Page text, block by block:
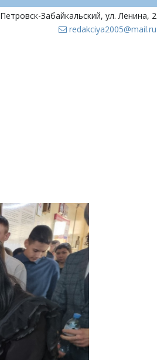
Петровск-Забайкальский, ул. Ленина, 2
redakciya2005@mail.ru